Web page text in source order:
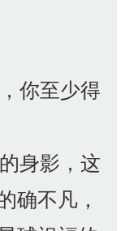
你至少得
身影，这
确不凡，